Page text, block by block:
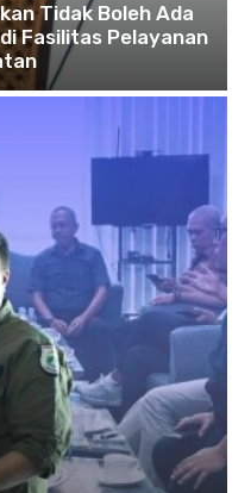
Tidak Boleh Ada
Fasilitas Pelayanan